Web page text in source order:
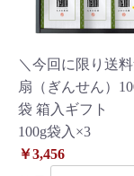
＼今回に限り送
扇（ぎんせん）
袋 箱入ギフト
100g袋入×3
￥3,456